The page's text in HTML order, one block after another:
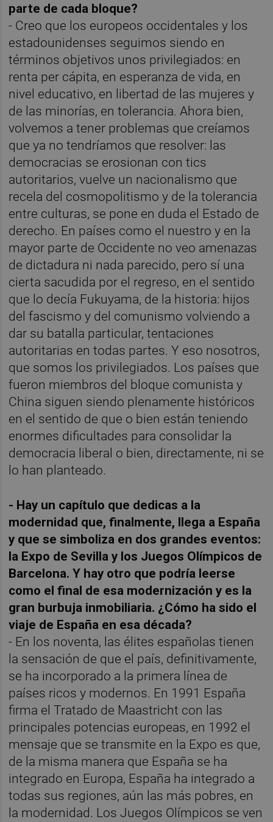
parte de cada bloque?
- Creo que los europeos occidentales y los
estadounidenses seguimos siendo en
términos objetivos unos privilegiados: en
renta per cápita, en esperanza de vida, en
nivel educativo, en libertad de las mujeres y
de las minorías, en tolerancia. Ahora bien,
volvemos a tener problemas que creíamos
que ya no tendríamos que resolver: las
democracias se erosionan con tics
autoritarios, vuelve un nacionalismo que
recela del cosmopolitismo y de la tolerancia
entre culturas, se pone en duda el Estado de
derecho. En países como el nuestro y en la
mayor parte de Occidente no veo amenazas
de dictadura ni nada parecido, pero sí una
cierta sacudida por el regreso, en el sentido
que lo decía Fukuyama, de la historia: hijos
del fascismo y del comunismo volviendo a
dar su batalla particular, tentaciones
autoritarias en todas partes. Y eso nosotros,
que somos los privilegiados. Los países que
fueron miembros del bloque comunista y
China siguen siendo plenamente históricos
en el sentido de que o bien están teniendo
enormes dificultades para consolidar la
democracia liberal o bien, directamente, ni se
lo han planteado.
- Hay un capítulo que dedicas a la
modernidad que, finalmente, llega a España
y que se simboliza en dos grandes eventos:
la Expo de Sevilla y los Juegos Olímpicos de
Barcelona. Y hay otro que podría leerse
como el final de esa modernización y es la
gran burbuja inmobiliaria. ¿Cómo ha sido el
viaje de España en esa década?
- En los noventa, las élites españolas tienen
la sensación de que el país, definitivamente,
se ha incorporado a la primera línea de
países ricos y modernos. En 1991 España
firma el Tratado de Maastricht con las
principales potencias europeas, en 1992 el
mensaje que se transmite en la Expo es que,
de la misma manera que España se ha
integrado en Europa, España ha integrado a
todas sus regiones, aún las más pobres, en
la modernidad. Los Juegos Olímpicos se ven